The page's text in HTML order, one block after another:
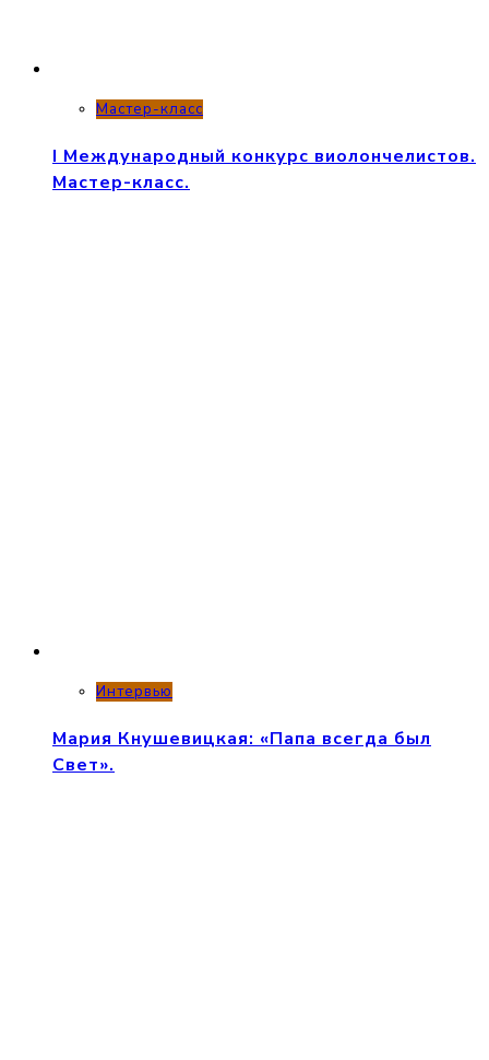
Мастер-класс
I Международный конкурс виолончелистов.
Мастер-класс.
Интервью
Мария Кнушевицкая: «Папа всегда был
Свет».